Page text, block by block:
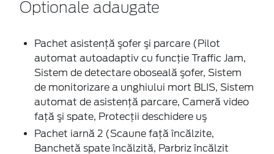
Optionale adaugate
Pachet asistenţă şofer şi parcare (Pilot
automat autoadaptiv cu funcție Traffic Jam,
Sistem de detectare oboseală şofer, Sistem
de monitorizare a unghiului mort BLIS, Sistem
automat de asistenţă parcare, Cameră video
faţă şi spate, Protecţii deschidere uş
Pachet iarnă 2 (Scaune faţă încălzite,
Banchetă spate încălzită, Parbriz încălzit